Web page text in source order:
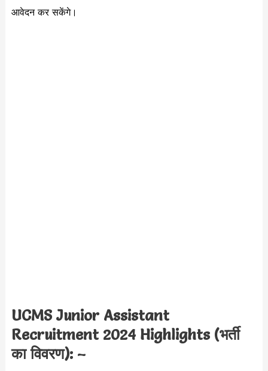
आवेदन कर सकेंगे।
UCMS Junior Assistant
Recruitment 2024 Highlights (भर्ती
का विवरण): –